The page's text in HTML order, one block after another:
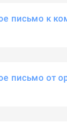
письмо к
письмо от